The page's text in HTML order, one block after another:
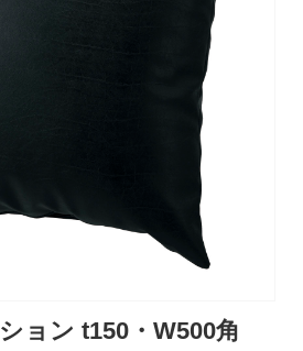
ョン t150・W500角